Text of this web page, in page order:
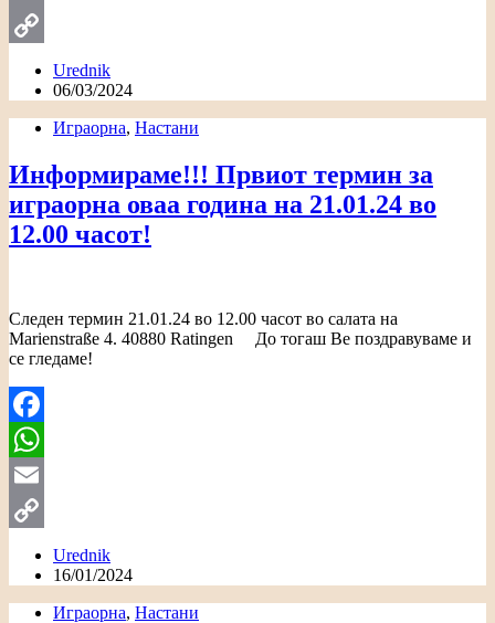
Email
Link
Urednik
06/03/2024
Играорна, Настани
Информираме!!! Првиот термин за
играорна оваа година на 21.01.24 во
12.00 часот!
Следен термин 21.01.24 во 12.00 часот во салата на
Marienstraße 4. 40880 Ratingen До тогаш Ве поздравуваме и
се гледаме!
Facebook
WhatsApp
Email
Link
Urednik
16/01/2024
Играорна, Настани